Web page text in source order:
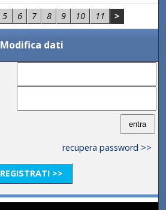
5 6 7 8 9 10 11 >
Modifica dati
recupera password >>
REGISTRATI >>